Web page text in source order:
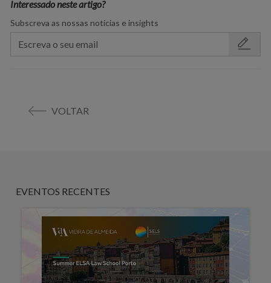
Interessado neste artigo?
Subscreva as nossas notícias e insights
VOLTAR
EVENTOS RECENTES